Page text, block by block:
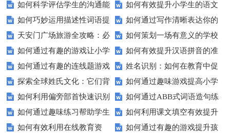
握这些技巧让你的通知更专业！
巧让孩子自信应考？
如何科学评估学生的沟通能
力？
如何有效提升小学生的语文
拼写能力？
如何巧妙运用描述性词语提
升教育效果？
如何通过写作清晰表达你的
愿望？
天安门广场旅游全攻略：必
看的历史与文化景点
如何策划一场有意义的学校
升旗仪式？
如何通过有趣的游戏让小学
生轻松掌握常见姓氏？
如何有效提升汉语拼音的准
确性和流利度？这里有妙招！
如何通过有趣的连线题游戏
提升孩子的逻辑思维能力？
姓名识别：如何在教育中促
进个性化学习？
探索全球姓氏文化：它们背
后隐藏的故事？
如何通过趣味游戏提高小学
生的拼音水平？
如何利用偏旁部首快速识别
汉字？
如何通过ABB式词语造句练
习提高孩子的语言表达能力？
如何通过趣味练习帮助学生
掌握反义词匹配？
如何利用课文填空有效提升
语文成绩？
如何有效利用在线教育资
如何通过有趣的游戏提升孩